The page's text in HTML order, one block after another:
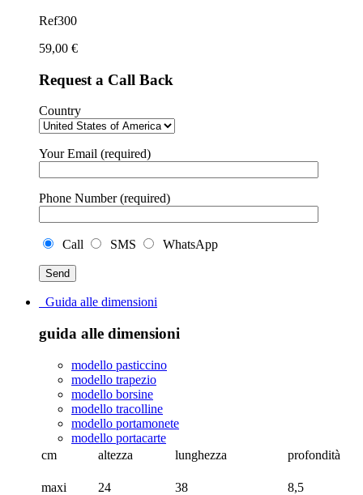
Ref300
59,00 €
Request a Call Back
Country
Your Email (required)
Phone Number (required)
Call SMS WhatsApp
Guida alle dimensioni
guida alle dimensioni
modello pasticcino
modello trapezio
modello borsine
modello tracolline
modello portamonete
modello portacarte
cm
altezza lunghezza profondità
maxi 24 38 8,5